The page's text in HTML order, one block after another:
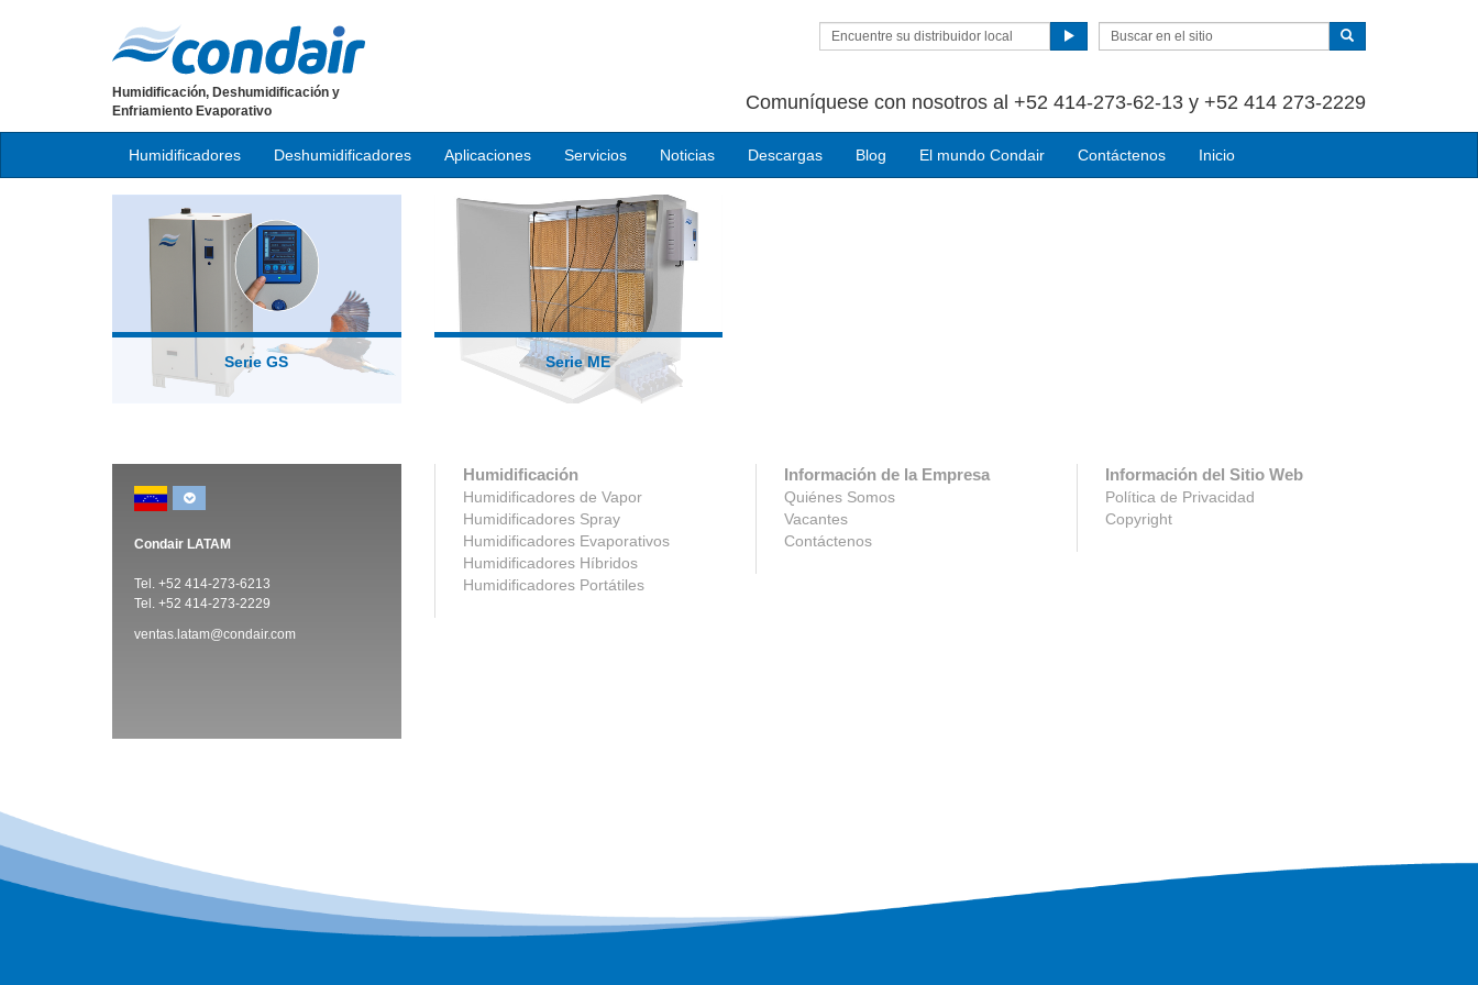
Encuentre su distribuidor local
Comuníquese con nosotros al +52 414-273-62-13 y +52 414 273-2229
Humidificación, Deshumidificación y
Enfriamiento Evaporativo
Humidificadores Deshumidificadores Aplicaciones Servicios Noticias Descargas Blog El mundo Condair Contáctenos Inicio
Serie GS Serie ME
Condair LATAM
Tel. +52 414-273-6213
Tel. +52 414-273-2229
ventas.latam@condair.com
Humidificación
Humidificadores de Vapor
Humidificadores Spray
Humidificadores Evaporativos
Humidificadores Híbridos
Humidificadores Portátiles
Información de la Empresa
Quiénes Somos
Vacantes
Contáctenos
Información del Sitio Web
Política de Privacidad
Copyright